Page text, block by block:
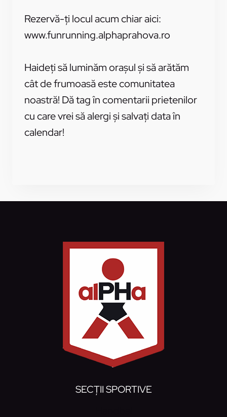
Rezervă-ți locul acum chiar aici:
www.funrunning.alphaprahova.ro
Haideți să luminăm orașul și să arătăm
cât de frumoasă este comunitatea
noastră! Dă tag în comentarii prietenilor
cu care vrei să alergi și salvați data în
calendar!
SECȚII SPORTIVE